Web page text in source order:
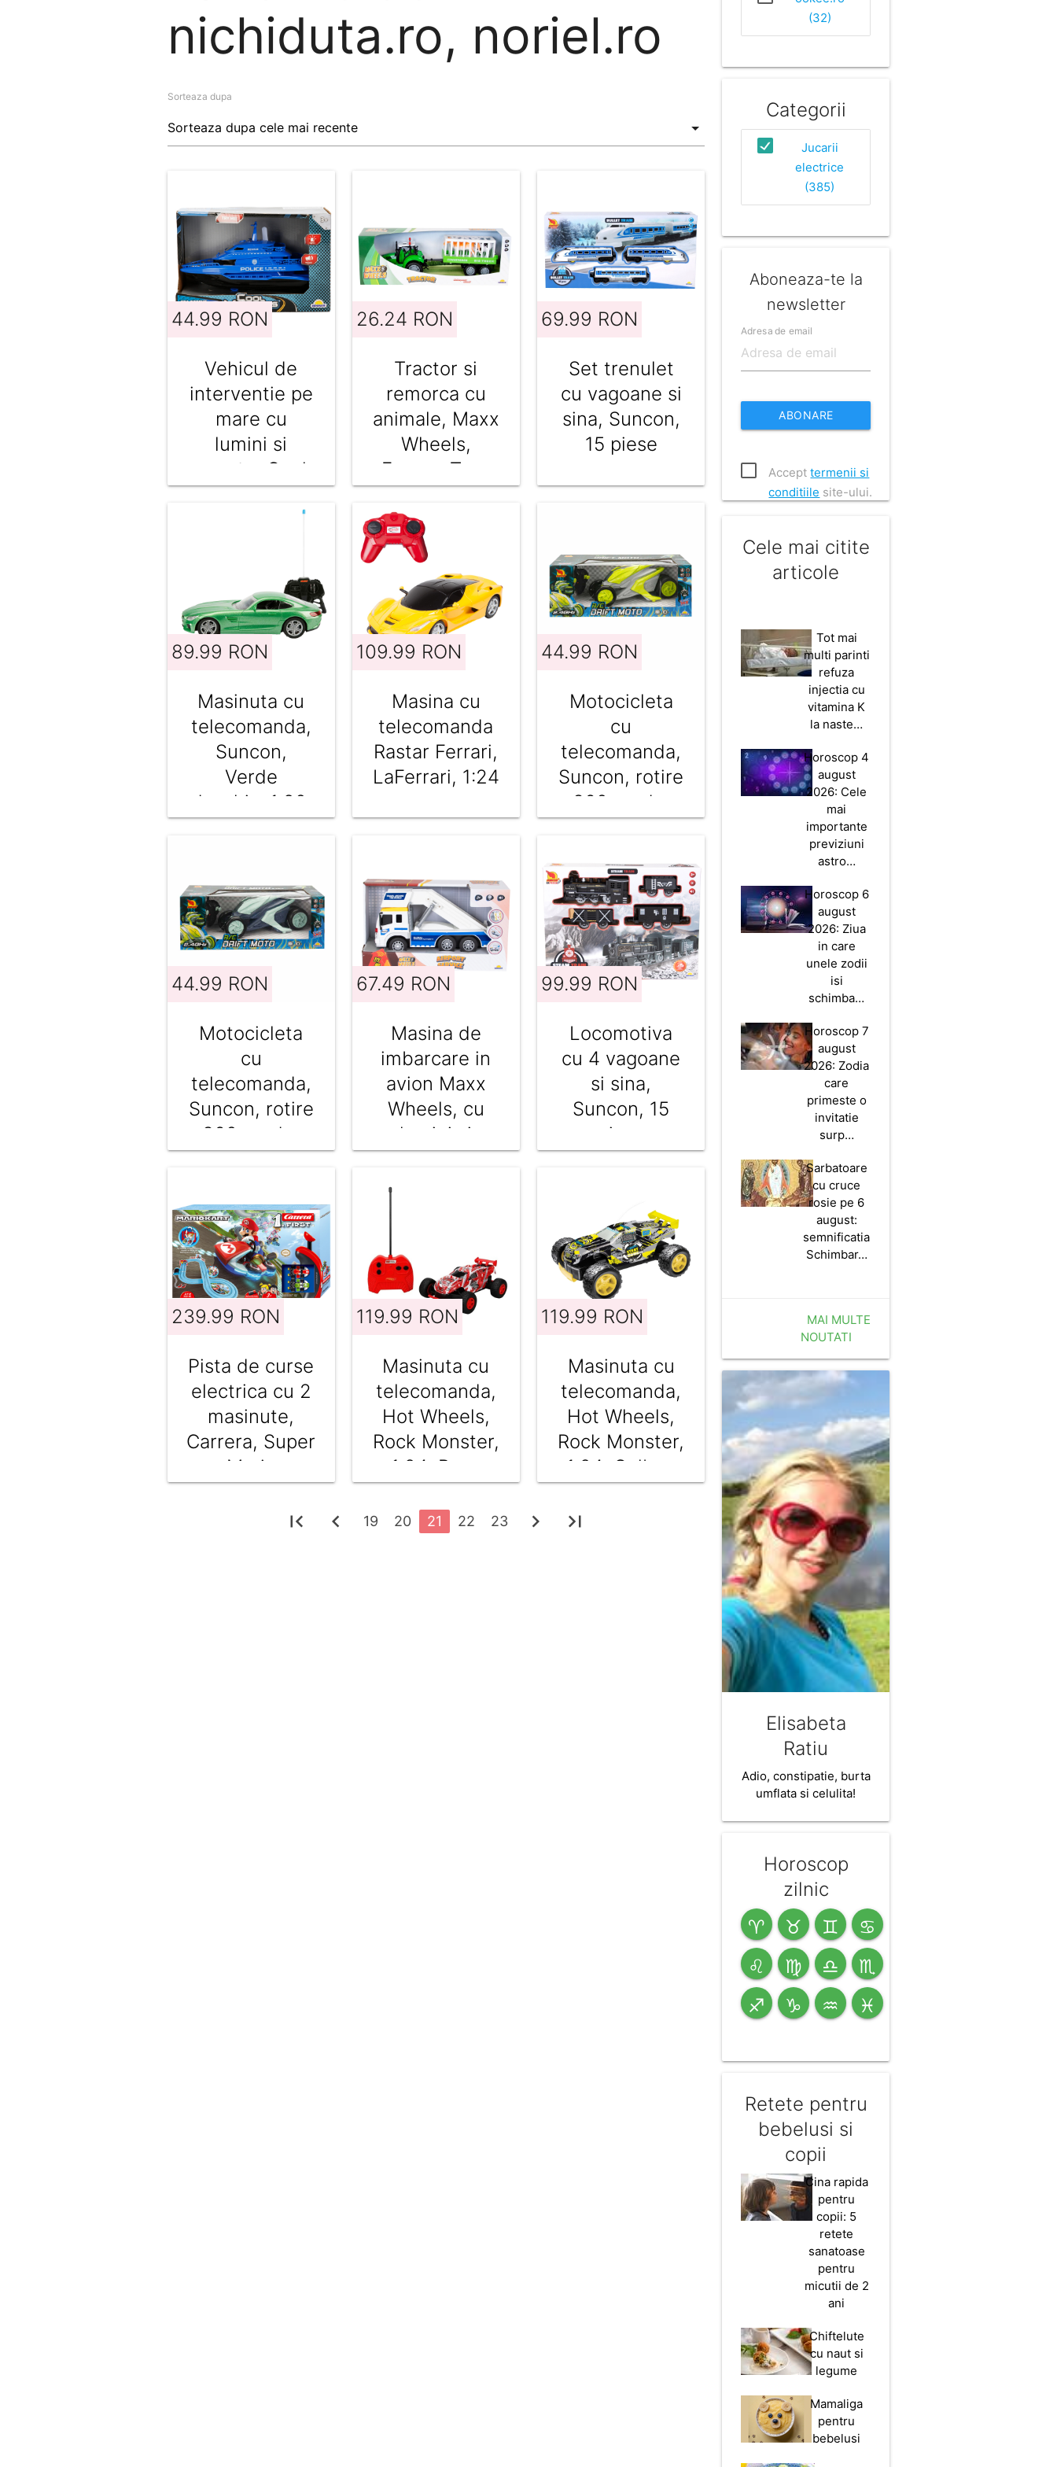
nichiduta.ro, noriel.ro
Sorteaza dupa
44.99 RON
Vehicul de
interventie pe
mare cu
lumini si
sunete, Cool
Machines,
26.24 RON
Tractor si
remorca cu
animale, Maxx
Wheels,
Farmer Toys
69.99 RON
Set trenulet
cu vagoane si
sina, Suncon,
15 piese
89.99 RON
Masinuta cu
telecomanda,
Suncon,
Verde
deschis, 1:20,
109.99 RON
Masina cu
telecomanda
Rastar Ferrari,
LaFerrari, 1:24
44.99 RON
Motocicleta
cu
telecomanda,
Suncon, rotire
360 grade,
44.99 RON
Motocicleta
cu
telecomanda,
Suncon, rotire
360 grade,
Blue
67.49 RON
Masina de
imbarcare in
avion Maxx
Wheels, cu
lumini si
sunete, 1:16
99.99 RON
Locomotiva
cu 4 vagoane
si sina,
Suncon, 15
piese
239.99 RON
Pista de curse
electrica cu 2
masinute,
Carrera, Super
Mario
119.99 RON
Masinuta cu
telecomanda,
Hot Wheels,
Rock Monster,
1:24, Rosu
119.99 RON
Masinuta cu
telecomanda,
Hot Wheels,
Rock Monster,
1:24, Galben
first_page chevron_left 19 20 21 22 23 chevron_right last_page
(32)
Categorii
Jucarii
electrice
(385)
Aboneaza-te la
newsletter
Adresa de email
ABONARE
Accepttermenii si
conditiile site-ului.
Cele mai citite
articole
Tot mai
multi parinti
refuza
injectia cu
vitamina K
la naste…
Horoscop 4
august
2026: Cele
mai
importante
previziuni
astro…
Horoscop 6
august
2026: Ziua
in care
unele zodii
isi
schimba…
Horoscop 7
august
2026: Zodia
care
primeste o
invitatie
surp…
Sarbatoare
cu cruce
rosie pe 6
august:
semnificatia
Schimbar…
MAI MULTE
NOUTATI
Elisabeta
Ratiu
Adio, constipatie, burta
umflata si celulita!
Horoscop
zilnic
♈ ♉ ♊ ♋
♌ ♍ ♎ ♏
♐ ♑ ♒ ♓
Retete pentru
bebelusi si
copii
Cina rapida
pentru
copii: 5
retete
sanatoase
pentru
micutii de 2
ani
Chiftelute
cu naut si
legume
Mamaliga
pentru
bebelusi